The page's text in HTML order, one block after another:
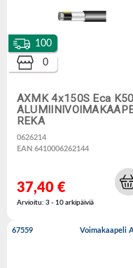
AXMK 4x150S Eca
REKA
0626214
EAN 6410006262144
100
0
37,40 €
Arvioitu: 3 - 10 arkipäiviä
67559 Voimakaapeli